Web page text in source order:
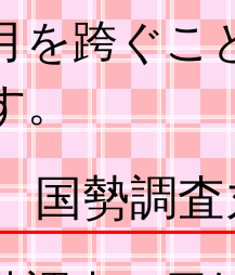
を跨ぐこ
。
勢調査